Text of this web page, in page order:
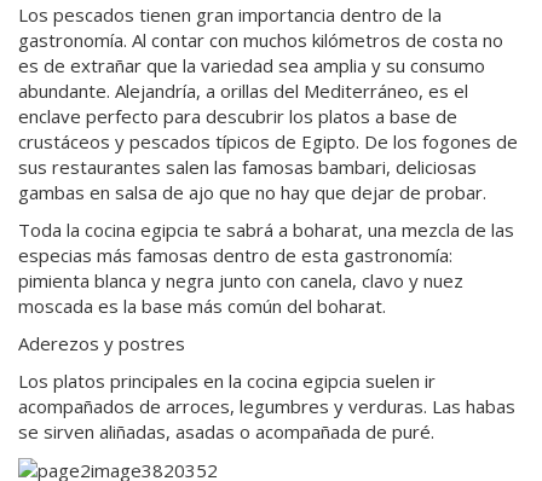
Los pescados tienen gran importancia dentro de la
gastronomía. Al contar con muchos kilómetros de costa no
es de extrañar que la variedad sea amplia y su consumo
abundante. Alejandría, a orillas del Mediterráneo, es el
enclave perfecto para descubrir los platos a base de
crustáceos y pescados típicos de Egipto. De los fogones de
sus restaurantes salen las famosas bambari, deliciosas
gambas en salsa de ajo que no hay que dejar de probar.
Toda la cocina egipcia te sabrá a boharat, una mezcla de las
especias más famosas dentro de esta gastronomía:
pimienta blanca y negra junto con canela, clavo y nuez
moscada es la base más común del boharat.
Aderezos y postres
Los platos principales en la cocina egipcia suelen ir
acompañados de arroces, legumbres y verduras. Las habas
se sirven aliñadas, asadas o acompañada de puré.